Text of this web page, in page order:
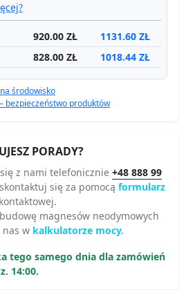
920.00 ZŁ 1131.60 ZŁ
828.00 ZŁ 1018.44 ZŁ
środowisko
bezpieczeństwo produktów
PORADY?
z nami telefonicznie +48 888 99
się za pomocą formularz
magnesów neodymowych
nas w kalkulatorze mocy.
tego samego dnia dla zamówień
14:00.